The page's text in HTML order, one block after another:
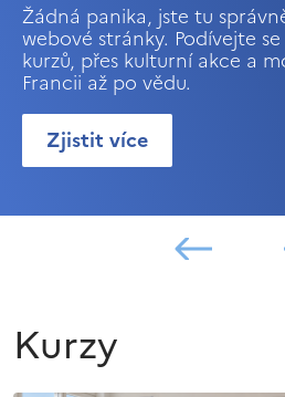
Žádná panika, jste tu
webové stránky. Podívejte
kurzů, přes kulturní akce a
Francii až po vědu.
Zjistit více
Kurzy